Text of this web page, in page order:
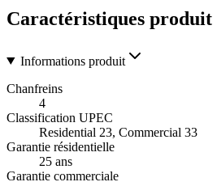
Caractéristiques produit
Informations produit
Chanfreins
4
Classification UPEC
Residential 23, Commercial 33
Garantie résidentielle
25 ans
Garantie commerciale